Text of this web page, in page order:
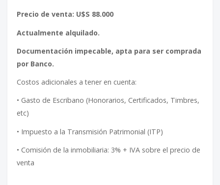
Precio de venta: U$S 88.000
Actualmente alquilado.
Documentación impecable, apta para ser comprada
por Banco.
Costos adicionales a tener en cuenta:
• Gasto de Escribano (Honorarios, Certificados, Timbres,
etc)
• Impuesto a la Transmisión Patrimonial (ITP)
• Comisión de la inmobiliaria: 3% + IVA sobre el precio de
venta